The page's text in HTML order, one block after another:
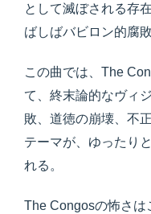
として滅ぼされる存
ばしばバビロン的腐
この曲では、The
て、終末論的なヴィ
敗、道徳の崩壊、不
テーマが、ゆったり
れる。
The Congosの怖さは